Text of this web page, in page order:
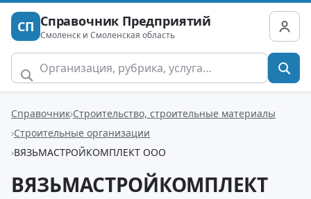
СП Справочник Предприятий
Смоленск и Смоленская область
Справочник Строительство, строительные материалы
Строительные организации
ВЯЗЬМАСТРОЙКОМПЛЕКТ ООО
ВЯЗЬМАСТРОЙКОМПЛЕКТ